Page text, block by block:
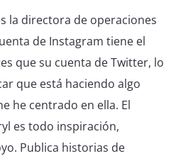
la directora de operaciones
de Instagram tiene el
que su cuenta de Twitter, lo
que está haciendo algo
he centrado en ella. El
es todo inspiración,
Publica historias de